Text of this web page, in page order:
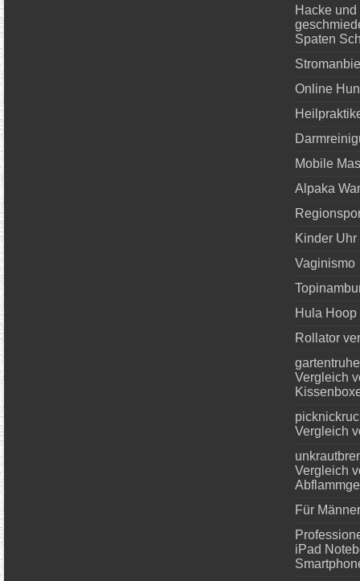
Hacke
Spaten
Online
Mobile
Alpaka
Kinder Uhr
Vaginismo
Hula
Rollator
Vergleich
Vergleich
Vergleich
Für
iPad